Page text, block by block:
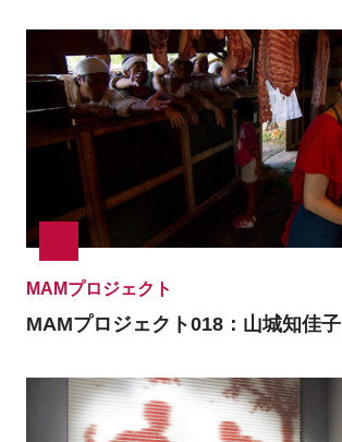
MAMプロジェクト
MAMプロジェクト018：山城知佳子